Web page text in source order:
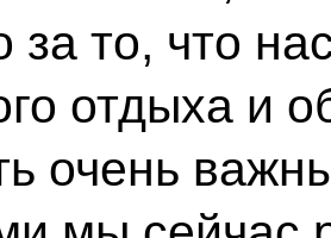
за то, что
отдыха и
очень